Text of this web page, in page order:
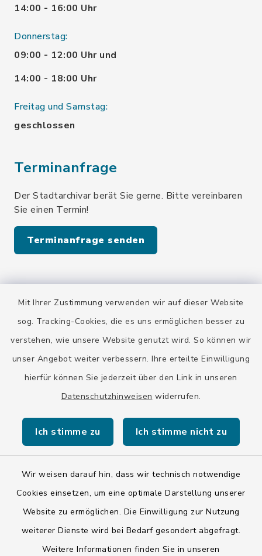
Mit Ihrer Zustimmung verwenden wir auf dieser Website
sog. Tracking-Cookies, die es uns ermöglichen besser zu
verstehen, wie unsere Website genutzt wird. So können wir
unser Angebot weiter verbessern. Ihre erteilte Einwilligung
hierfür können Sie jederzeit über den Link in unseren
Datenschutzhinweisen widerrufen.
Ich stimme zu Ich stimme nicht zu
Wir weisen darauf hin, dass wir technisch notwendige
Cookies einsetzen, um eine optimale Darstellung unserer
Website zu ermöglichen. Die Einwilligung zur Nutzung
weiterer Dienste wird bei Bedarf gesondert abgefragt.
Weitere Informationen finden Sie in unseren
14:00 - 16:00 Uhr
Donnerstag:
09:00 - 12:00 Uhr und
14:00 - 18:00 Uhr
Freitag und Samstag:
geschlossen
Terminanfrage
Der Stadtarchivar berät Sie gerne. Bitte vereinbaren
Sie einen Termin!
Terminanfrage senden
Quicklinks
Stadt Wolfratshausen
Kontakt
Barrierefreiheit
Impressum
ISIS 12